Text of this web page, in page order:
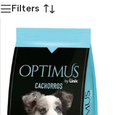
Filters